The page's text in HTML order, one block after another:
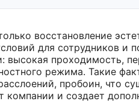
восстановление
для сотрудников и
высокая проходимость,
режима. Такие
пробоин, что
компании и создает